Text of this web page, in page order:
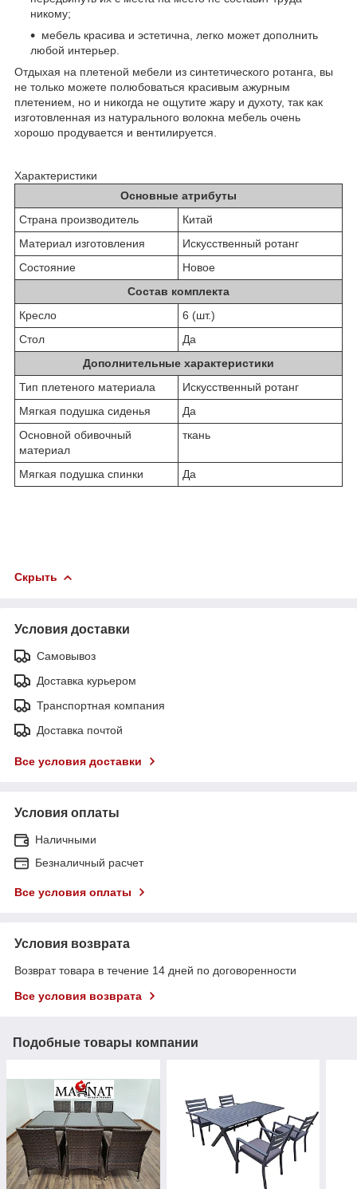
никому;
мебель красива и эстетична, легко может дополнить
любой интерьер.
Отдыхая на плетеной мебели из синтетического ротанга, вы
не только можете полюбоваться красивым ажурным
плетением, но и никогда не ощутите жару и духоту, так как
изготовленная из натурального волокна мебель очень
хорошо продувается и вентилируется.
Характеристики
Основные атрибуты
Страна производитель
Китай
Материал изготовления
Искусственный ротанг
Состояние
Новое
Состав комплекта
Кресло
6 (шт.)
Стол
Да
Дополнительные характеристики
Тип плетеного материала
Искусственный ротанг
Мягкая подушка сиденья
Да
Основной обивочный
материал
ткань
Мягкая подушка спинки Да
Скрыть
Условия доставки
Самовывоз
Доставка курьером
Транспортная компания
Доставка почтой
Все условия доставки
Условия оплаты
Наличными
Безналичный расчет
Все условия оплаты
Условия возврата
Возврат товара в течение 14 дней по договоренности
Все условия возврата
Подобные товары компании